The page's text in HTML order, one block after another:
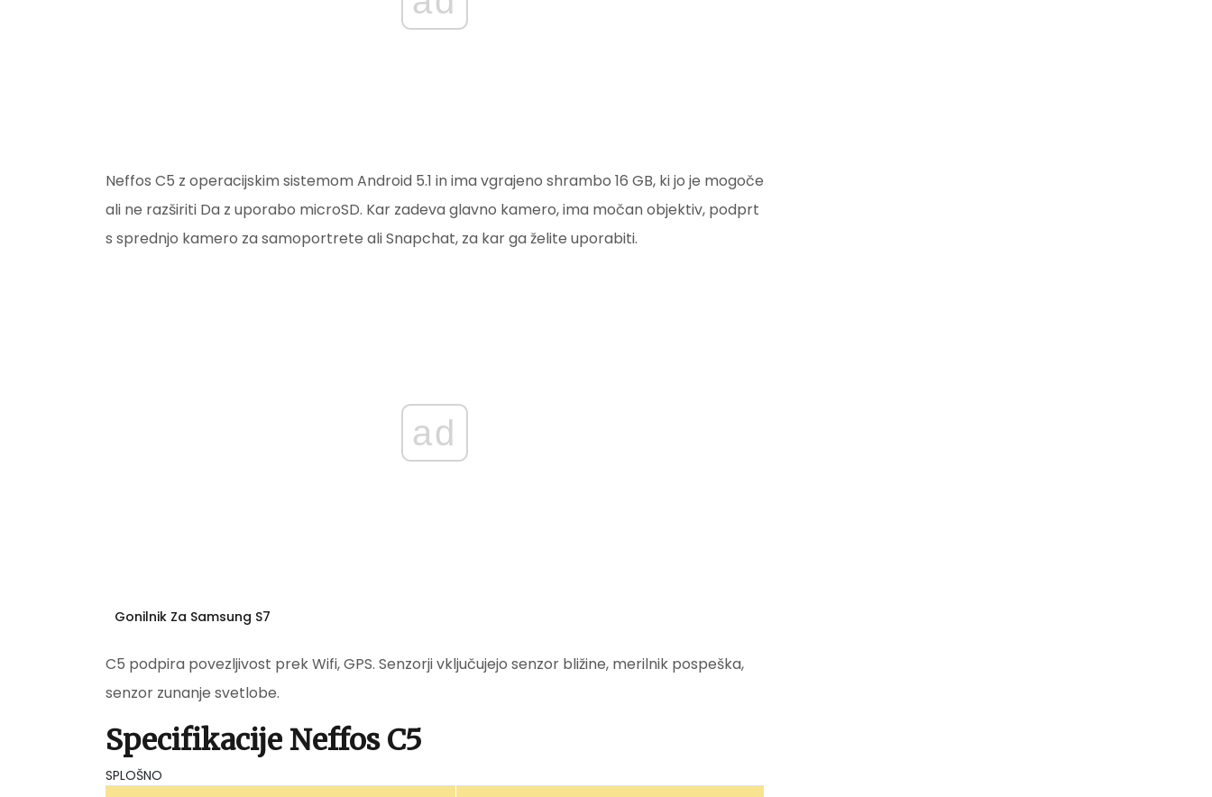
Neffos C5 z operacijskim sistemom Android 5.1 in ima vgrajeno shrambo 16 GB, ki jo je mogoče
ali ne razširiti Da z uporabo microSD. Kar zadeva glavno kamero, ima močan objektiv, podprt
s sprednjo kamero za samoportrete ali Snapchat, za kar ga želite uporabiti.
ad
Gonilnik Za Samsung S7
C5 podpira povezljivost prek Wifi, GPS. Senzorji vključujejo senzor bližine, merilnik pospeška,
senzor zunanje svetlobe.
Specifikacije Neffos C5
SPLOŠNO